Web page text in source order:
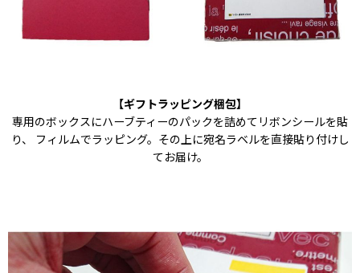
【ギフトラッピング梱包】
専用のボックスにハーブティーのパックを詰めてリボンシールを貼
り、 フィルムでラッピング。その上に宛名ラベルを直接貼り付けし
てお届け。